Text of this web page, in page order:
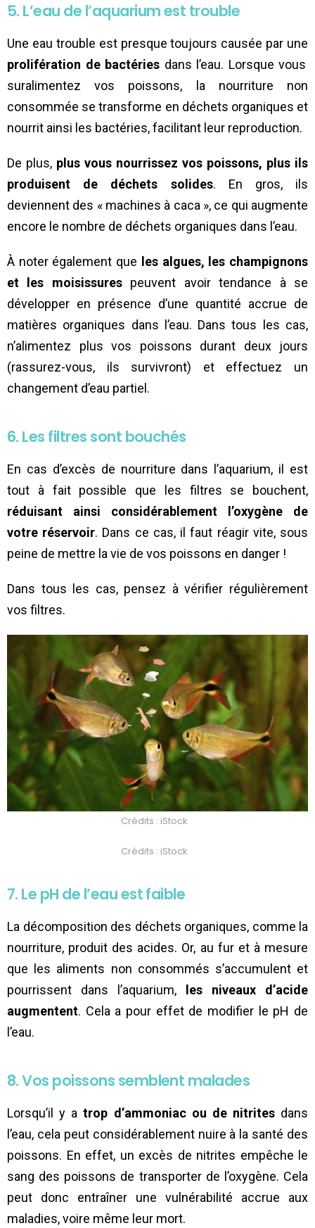
5. L’eau de l’aquarium est trouble
Une eau trouble est presque toujours causée par une
prolifération de bactéries dans l’eau. Lorsque vous
suralimentez vos poissons, la nourriture non
consommée se transforme en déchets organiques et
nourrit ainsi les bactéries, facilitant leur reproduction.
De plus, plus vous nourrissez vos poissons, plus ils
produisent de déchets solides. En gros, ils
deviennent des « machines à caca », ce qui augmente
encore le nombre de déchets organiques dans l’eau.
À noter également que les algues, les champignons
et les moisissurespeuvent avoir tendance à se
développer en présence d’une quantité accrue de
matières organiques dans l’eau. Dans tous les cas,
n’alimentez plus vos poissons durant deux jours
(rassurez-vous, ils survivront) et effectuez un
changement d’eau partiel.
6. Les filtres sont bouchés
En cas d’excès de nourriture dans l’aquarium, il est
tout à fait possible que les filtres se bouchent,
réduisant ainsi considérablement l’oxygène de
votre réservoir. Dans ce cas, il faut réagir vite, sous
peine de mettre la vie de vos poissons en danger !
Dans tous les cas, pensez à vérifier régulièrement
vos filtres.
Crédits : iStock
Crédits : iStock
7. Le pH de l’eau est faible
La décomposition des déchets organiques, comme la
nourriture, produit des acides. Or, au fur et à mesure
que les aliments non consommés s’accumulent et
pourrissent dans l’aquarium,
les niveaux d’acide
augmentent. Cela a pour effet de modifier le pH de
l’eau.
8. Vos poissons semblent malades
Lorsqu’il y atrop d’ammoniac ou de nitritesdans
l’eau, cela peut considérablement nuire à la santé des
poissons. En effet, un excès de nitrites empêche le
sang des poissons de transporter de l’oxygène. Cela
peut donc entraîner une vulnérabilité accrue aux
maladies, voire même leur mort.